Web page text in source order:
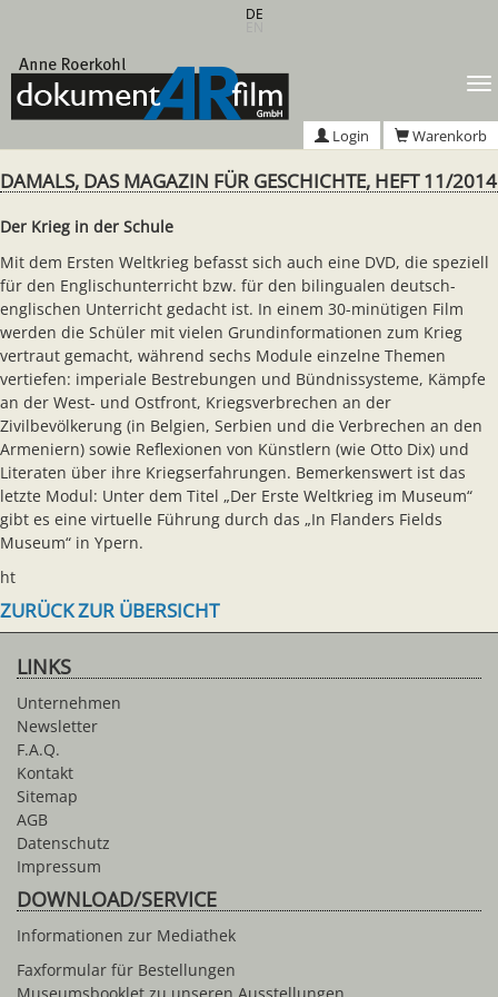
springen
DE
Login Warenkorb
DAMALS, DAS MAGAZIN FÜR GESCHICHTE, HEFT 11/2014
Der Krieg in der Schule
Mit dem Ersten Weltkrieg befasst sich auch eine DVD, die speziell
für den Englischunterricht bzw. für den bilingualen deutsch-
englischen Unterricht gedacht ist. In einem 30-minütigen Film
werden die Schüler mit vielen Grundinformationen zum Krieg
vertraut gemacht, während sechs Module einzelne Themen
vertiefen: imperiale Bestrebungen und Bündnissysteme, Kämpfe
an der West- und Ostfront, Kriegsverbrechen an der
Zivilbevölkerung (in Belgien, Serbien und die Verbrechen an den
Armeniern) sowie Reflexionen von Künstlern (wie Otto Dix) und
Literaten über ihre Kriegserfahrungen. Bemerkenswert ist das
letzte Modul: Unter dem Titel „Der Erste Weltkrieg im Museum“
gibt es eine virtuelle Führung durch das „In Flanders Fields
Museum“ in Ypern.
ht
ZURÜCK ZUR ÜBERSICHT
LINKS
Unternehmen
Newsletter
F.A.Q.
Kontakt
Sitemap
AGB
Datenschutz
Impressum
DOWNLOAD/SERVICE
Informationen zur Mediathek
Faxformular für Bestellungen